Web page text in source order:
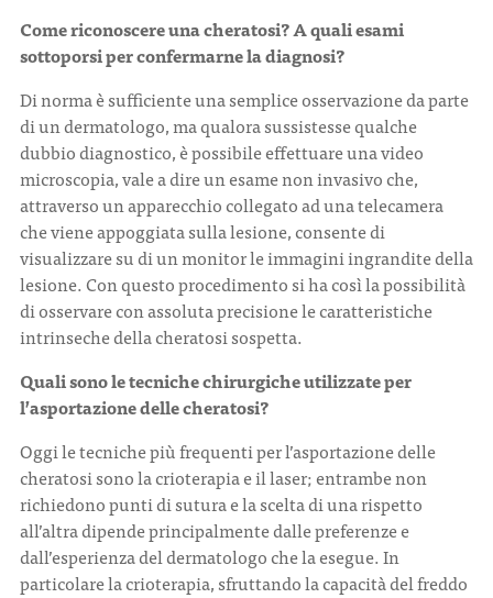
Come riconoscere una cheratosi? A quali esami
sottoporsi per confermarne la diagnosi?
Di norma è sufficiente una semplice osservazione da parte
di un dermatologo, ma qualora sussistesse qualche
dubbio diagnostico, è possibile effettuare una video
microscopia, vale a dire un esame non invasivo che,
attraverso un apparecchio collegato ad una telecamera
che viene appoggiata sulla lesione, consente di
visualizzare su di un monitor le immagini ingrandite della
lesione. Con questo procedimento si ha così la possibilità
di osservare con assoluta precisione le caratteristiche
intrinseche della cheratosi sospetta.
Quali sono le tecniche chirurgiche utilizzate per
l’asportazione delle cheratosi?
Oggi le tecniche più frequenti per l’asportazione delle
cheratosi sono la crioterapia e il laser; entrambe non
richiedono punti di sutura e la scelta di una rispetto
all’altra dipende principalmente dalle preferenze e
dall’esperienza del dermatologo che la esegue. In
particolare la crioterapia, sfruttando la capacità del freddo